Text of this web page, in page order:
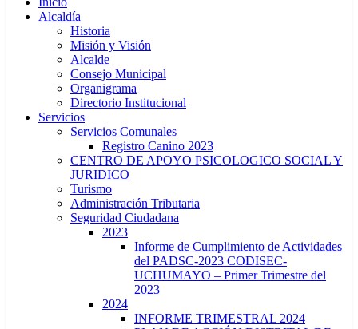
Alcaldía
Historia
Misión y Visión
Alcalde
Consejo Municipal
Organigrama
Directorio Institucional
Servicios
Servicios Comunales
Registro Canino 2023
CENTRO DE APOYO PSICOLOGICO SOCIAL Y
JURIDICO
Turismo
Administración Tributaria
Seguridad Ciudadana
2023
Informe de Cumplimiento de Actividades
del PADSC-2023 CODISEC-
UCHUMAYO – Primer Trimestre del
2023
2024
INFORME TRIMESTRAL 2024